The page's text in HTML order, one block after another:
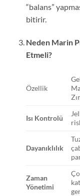
“balans”
bitirir.
Neden Marin
Etmeli?
Özellik
Isı Kontrolü
Dayanıklılık
Zaman
Yönetimi